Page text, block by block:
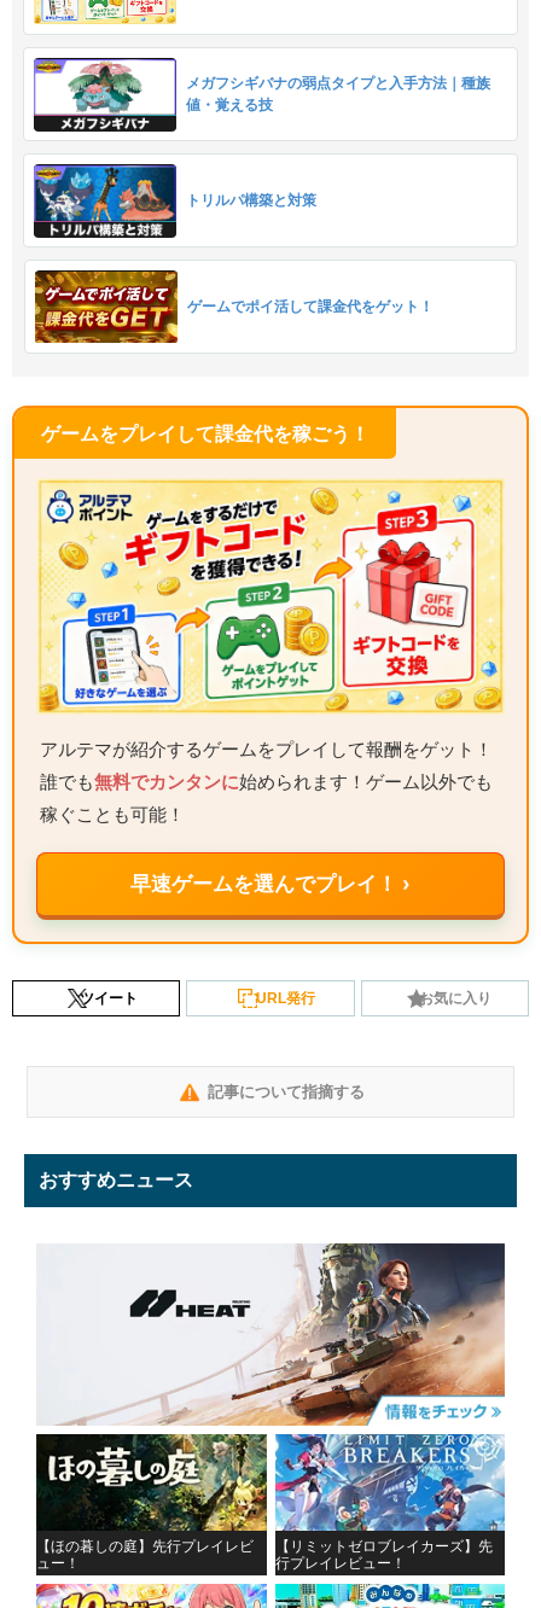
メガフシギバナの弱点タイプと入手方法｜種族
値・覚える技
トリルパ構築と対策
ゲームでポイ活して課金代をゲット！
ゲームをプレイして課金代を稼ごう！
アルテマが紹介するゲームをプレイして報酬をゲット！
誰でも無料でカンタンに始められます！ゲーム以外でも
稼ぐことも可能！
早速ゲームを選んでプレイ！ ›
ツイート URL発行 お気に入り
記事について指摘する
おすすめニュース
【ほの暮しの庭】先行プレイレビ
ュー！
【リミットゼロブレイカーズ】先
行プレイレビュー！